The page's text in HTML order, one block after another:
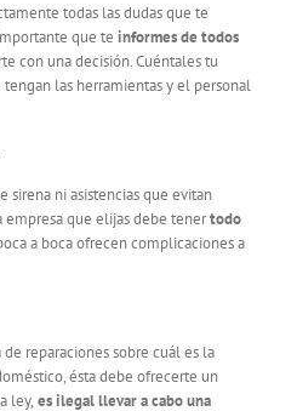
todas las dudas que te
que te informes de todos
con una decisión. Cuéntales tu
las herramientas y el personal
sirena ni asistencias que evitan
empresa que elijas debe tenertodo
a boca ofrecen complicaciones a
reparaciones sobre cuál es la
ésta debe ofrecerte un
ley, es ilegal llevar a cabo una